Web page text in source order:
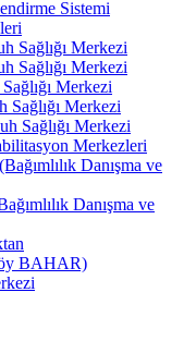
Sistemi
Sağlığı Merkezi
Sağlığı Merkezi
Merkezi
Merkezi
Sağlığı Merkezi
Merkezleri
Danışma ve
Danışma ve
BAHAR)